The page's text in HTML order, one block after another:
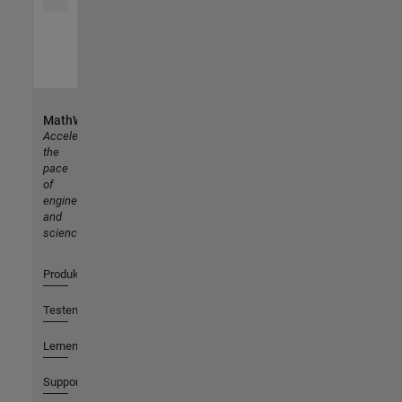
MathWorks
Accelerating
the
pace
of
engineering
and
science
Produkte
Testen oder Kaufen
Lernen
Support